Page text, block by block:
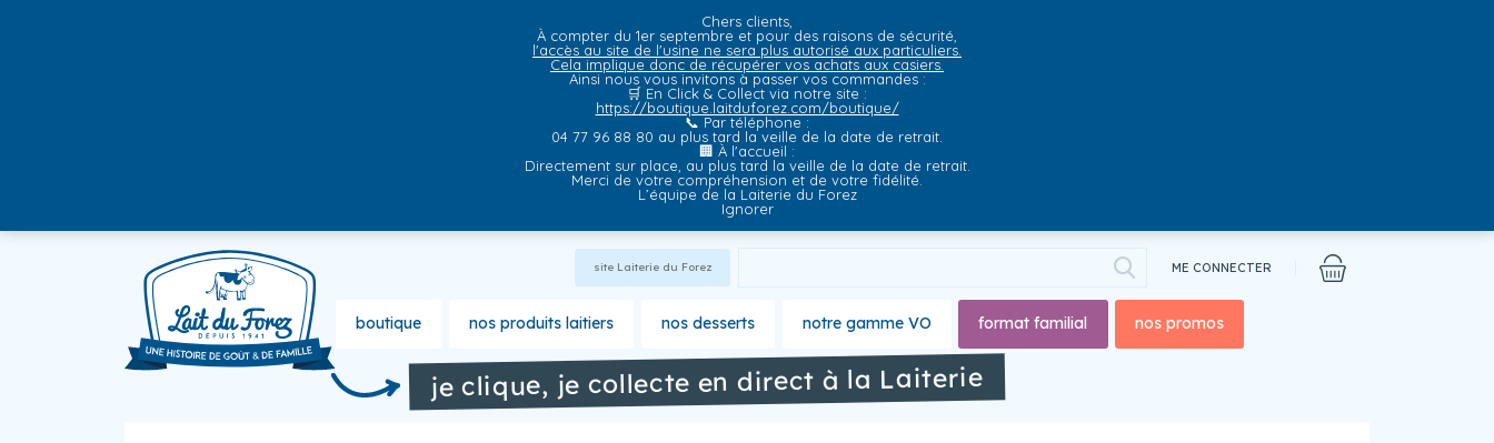
Chers clients,
À compter du 1er septembre et pour des raisons de sécurité,
l'accès au site de l'usine ne sera plus autorisé aux particuliers.
Cela implique donc de récupérer vos achats aux casiers.
Ainsi nous vous invitons à passer vos commandes :
🛒 En Click & Collect via notre site :
https://boutique.laitduforez.com/boutique/
📞 Par téléphone :
04 77 96 88 80 au plus tard la veille de la date de retrait.
🏢 À l'accueil :
Directement sur place, au plus tard la veille de la date de retrait.
Merci de votre compréhension et de votre fidélité.
L’équipe de la Laiterie du Forez
Ignorer
site Laiterie du Forez ME CONNECTER
boutique nos produits laitiers nos desserts notre gamme VO format familial nos promos
je clique, je collecte en direct à la Laiterie